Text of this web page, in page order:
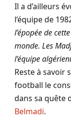
Il a d’ailleurs
l’équipe de
l’épopée de
monde. Les
l’équipe
Reste à savoir
football le
dans sa quête
Belmadi.